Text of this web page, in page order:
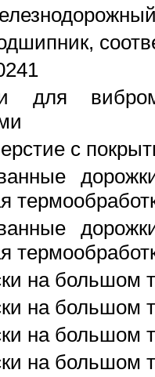
для
с
на большом
на большом
на большом
на большом